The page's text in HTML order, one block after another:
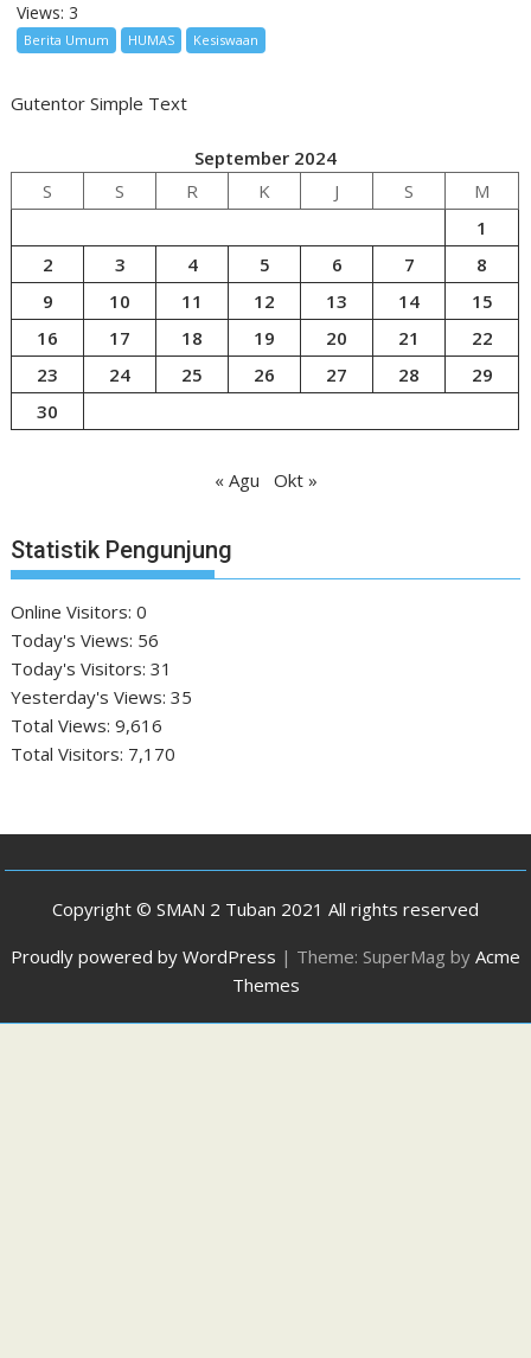
Views: 3
Berita Umum HUMAS Kesiswaan
Gutentor Simple Text
September 2024
S
S R K J S
M
1
2
3 4 5 6 7
8
9
10 11 12 13 14
15
16
17 18 19 20 21
22
23
24 25 26 27 28
29
30
« Agu Okt »
Statistik Pengunjung
Online Visitors:0
Today's Views: 56
Today's Visitors:31
Yesterday's Views:35
Total Views:9,616
Total Visitors: 7,170
Copyright © SMAN 2 Tuban 2021 All rights reserved
Proudly powered by WordPress | Theme: SuperMag by Acme
Themes